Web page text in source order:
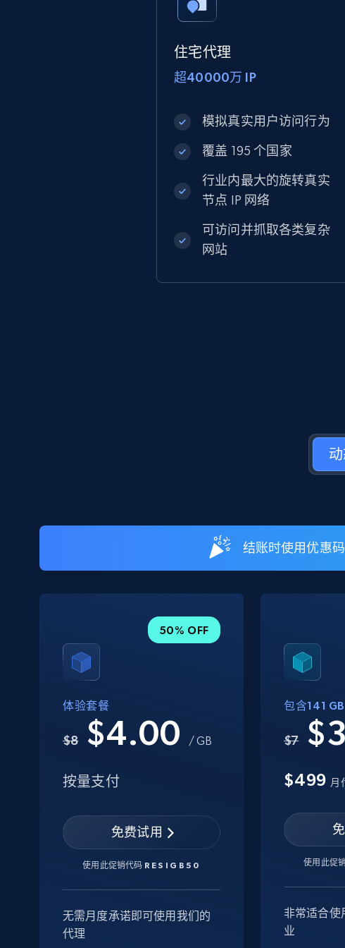
住宅代理
超40000万 IP
模拟真实用户访问行为
覆盖 195 个国家
行业内最大的旋转真实
节点 IP 网络
可访问并抓取各类复杂
网站
结账时使用优惠
50% OFF
体验套餐
$8 $4.00 / GB
按量支付
免费试用
使用此促销代码 RESIGB50
无需月度承诺即可使用我们的
代理
包含141 GB
$7
$499 月
使用此促
非常适合使
业